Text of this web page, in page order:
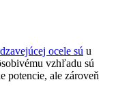
ocele sú u
vzhľadu sú
potencie, ale zároveň